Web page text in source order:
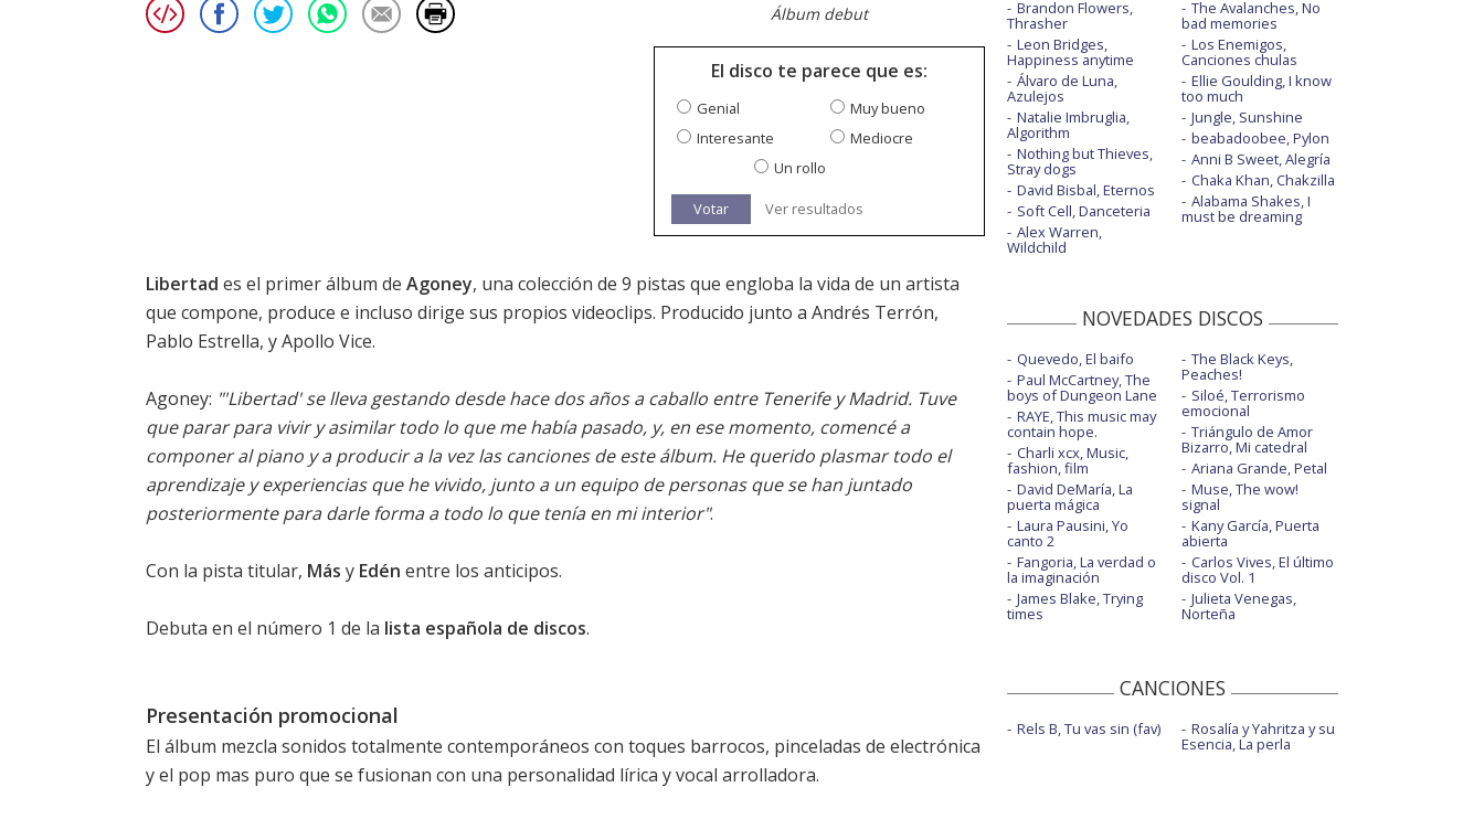
Álbum debut
El disco te parece que es:
Genial
Muy bueno
Interesante
Mediocre
Un rollo
Votar Ver resultados
Libertad es el primer álbum de Agoney, una colección de 9 pistas que engloba la vida de un artista
que compone, produce e incluso dirige sus propios videoclips. Producido junto a Andrés Terrón,
Pablo Estrella, y Apollo Vice.
Agoney: "'Libertad' se lleva gestando desde hace dos años a caballo entre Tenerife y Madrid. Tuve
que parar para vivir y asimilar todo lo que me había pasado, y, en ese momento, comencé a
componer al piano y a producir a la vez las canciones de este álbum. He querido plasmar todo el
aprendizaje y experiencias que he vivido, junto a un equipo de personas que se han juntado
posteriormente para darle forma a todo lo que tenía en mi interior".
Con la pista titular, Más y Edén entre los anticipos.
Debuta en el número 1 de la lista española de discos.
Presentación promocional
El álbum mezcla sonidos totalmente contemporáneos con toques barrocos, pinceladas de electrónica
y el pop mas puro que se fusionan con una personalidad lírica y vocal arrolladora.
Brandon Flowers,
Thrasher
Leon Bridges,
Happiness anytime
Álvaro de Luna,
Azulejos
Natalie Imbruglia,
Algorithm
Nothing but Thieves,
Stray dogs
David Bisbal, Eternos
Soft Cell, Danceteria
Alex Warren,
Wildchild
The Avalanches, No
bad memories
Los Enemigos,
Canciones chulas
Ellie Goulding, I know
too much
Jungle, Sunshine
beabadoobee, Pylon
Anni B Sweet, Alegría
Chaka Khan, Chakzilla
Alabama Shakes, I
must be dreaming
NOVEDADES DISCOS
Quevedo, El baifo
Paul McCartney, The
boys of Dungeon Lane
RAYE, This music may
contain hope.
Charli xcx, Music,
fashion, film
David DeMaría, La
puerta mágica
Laura Pausini, Yo
canto 2
Fangoria, La verdad o
la imaginación
James Blake, Trying
times
The Black Keys,
Peaches!
Siloé, Terrorismo
emocional
Triángulo de Amor
Bizarro, Mi catedral
Ariana Grande, Petal
Muse, The wow!
signal
Kany García, Puerta
abierta
Carlos Vives, El último
disco Vol. 1
Julieta Venegas,
Norteña
CANCIONES
Rels B, Tu vas sin (fav) Rosalía y Yahritza y su
Esencia, La perla